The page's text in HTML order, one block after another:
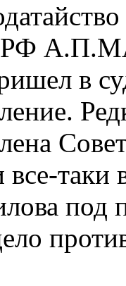
РФ
в
все-таки
под